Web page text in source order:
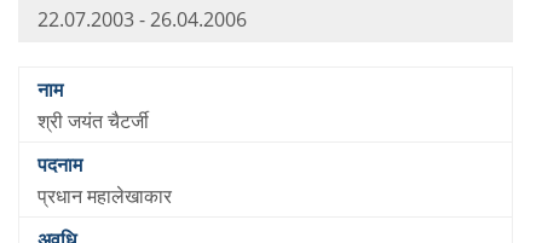
22.07.2003 - 26.04.2006
श्री जयंत चैटर्जी
प्रधान महालेखाकार